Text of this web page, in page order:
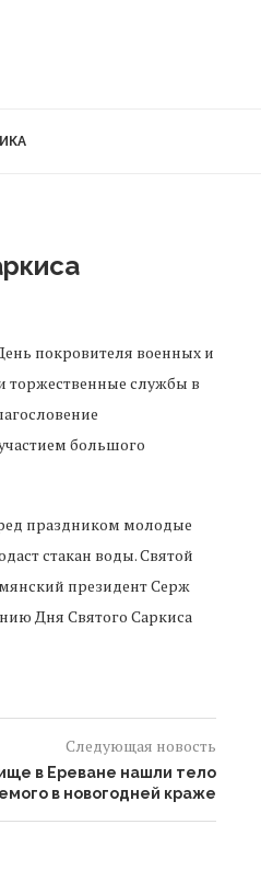
покровителя военных и
торжественные службы в
большого
праздником молодые
стакан воды. Святой
президент Серж
Дня Святого Саркиса
Следующая новость
в Ереване нашли тело
в новогодней краже